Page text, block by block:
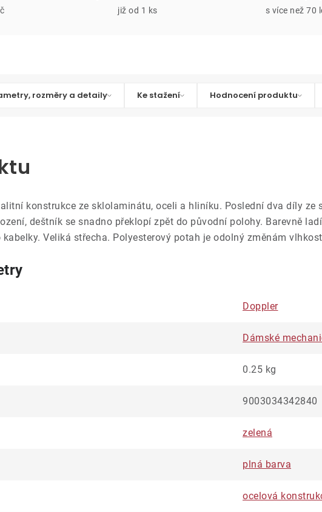
již od 1 ks s více než 70
rozměry a detaily Ke stažení Hodnocení produktu
konstrukce ze sklolaminátu, oceli a hliníku. Poslední dva díly ze
deštník se snadno překlopí zpět do původní polohy. Barevně
kabelky. Veliká střecha. Polyesterový potah je odolný změnám
Doppler
Dámské
0.25 kg
9003034342840
zelená
plná barva
ocelová